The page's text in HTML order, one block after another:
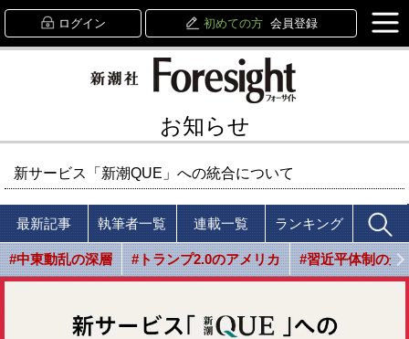
ログイン 初めての方 会員登録
お知らせ
新サービス「新潮QUE」への統合について
最新記事 執筆者一覧 連載一覧 ランキング
#中東動乱の深層 #トランプ2.0のアメリカ #習近平体制の光